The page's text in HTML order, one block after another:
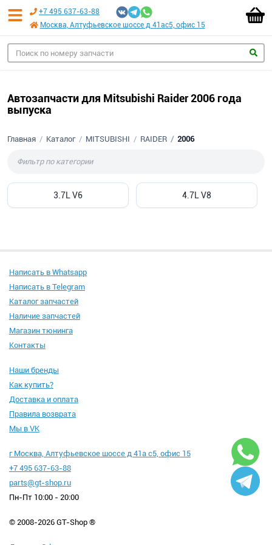
+7 495 637-63-88
Москва, Алтуфьевское шоссе д 41ас5, офис 15
Автозапчасти для Mitsubishi Raider 2006 года
выпуска
Главная Каталог MITSUBISHI RAIDER 2006
3.7L V6 4.7L V8
Написать в Whatsapp
Написать в Telegram
Каталог запчастей
Наличие запчастей
Магазин тюнинга
Контакты
Наши бренды
Как купить?
Доставка и оплата
Правила возврата
Мы в VK
г Москва, Алтуфьевское шоссе д 41а с5, офис 15
+7 495 637-63-88
parts@gt-shop.ru
Пн-Пт 10:00 - 20:00
© 2008-2026 GT-Shop ®